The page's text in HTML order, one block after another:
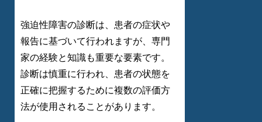
強迫性障害の診断は、患者の症状や
報告に基づいて行われますが、専門
家の経験と知識も重要な要素です。
診断は慎重に行われ、患者の状態を
正確に把握するために複数の評価方
法が使用されることがあります。